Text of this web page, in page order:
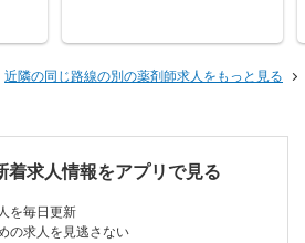
近隣の同じ路線の別の薬剤師求人をもっと見る
着求人情報をアプリで見る
を毎日更新
の求人を見逃さない